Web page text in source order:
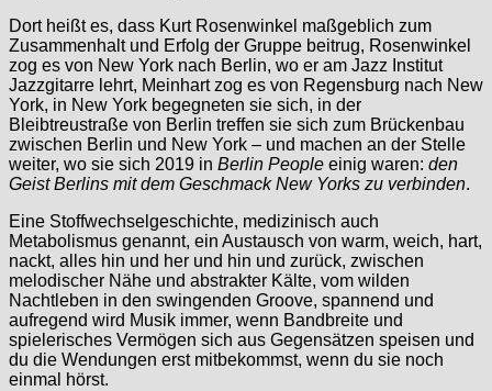
Dort heißt es, dass Kurt Rosenwinkel maßgeblich zum
Zusammenhalt und Erfolg der Gruppe beitrug, Rosenwinkel
zog es von New York nach Berlin, wo er am Jazz Institut
Jazzgitarre lehrt, Meinhart zog es von Regensburg nach New
York, in New York begegneten sie sich, in der
Bleibtreustraße von Berlin treffen sie sich zum Brückenbau
zwischen Berlin und New York – und machen an der Stelle
weiter, wo sie sich 2019 in Berlin People einig waren: den
Geist Berlins mit dem Geschmack New Yorks zu verbinden.
Eine Stoffwechselgeschichte, medizinisch auch
Metabolismus genannt, ein Austausch von warm, weich, hart,
nackt, alles hin und her und hin und zurück, zwischen
melodischer Nähe und abstrakter Kälte, vom wilden
Nachtleben in den swingenden Groove, spannend und
aufregend wird Musik immer, wenn Bandbreite und
spielerisches Vermögen sich aus Gegensätzen speisen und
du die Wendungen erst mitbekommst, wenn du sie noch
einmal hörst.